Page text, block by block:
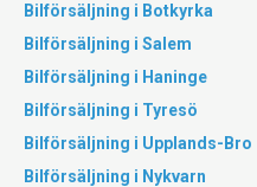
Bilförsäljning i Botkyrka
Bilförsäljning i Salem
Bilförsäljning i Haninge
Bilförsäljning i Tyresö
Bilförsäljning i Upplands-Bro
Bilförsäljning i Nykvarn